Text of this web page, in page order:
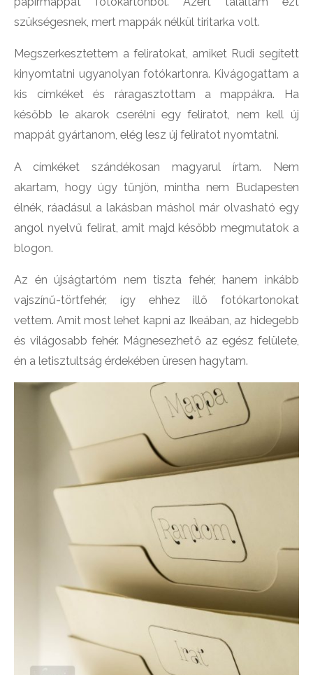
szükségesnek, mert mappák nélkül tiritarka volt.
Megszerkesztettem a feliratokat, amiket Rudi segített
kinyomtatni ugyanolyan fotókartonra. Kivágogattam a
kis címkéket és ráragasztottam a mappákra. Ha
később le akarok cserélni egy feliratot, nem kell új
mappát gyártanom, elég lesz új feliratot nyomtatni.
A címkéket szándékosan magyarul írtam. Nem
akartam, hogy úgy tűnjön, mintha nem Budapesten
élnék, ráadásul a lakásban máshol már olvasható egy
angol nyelvű felirat, amit majd később megmutatok a
blogon.
Az én újságtartóm nem tiszta fehér, hanem inkább
vajszínű-törtfehér, így ehhez illő fotókartonokat
vettem. Amit most lehet kapni az Ikeában, az hidegebb
és világosabb fehér. Mágnesezhető az egész felülete,
én a letisztultság érdekében üresen hagytam.